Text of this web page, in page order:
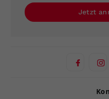
Jetzt